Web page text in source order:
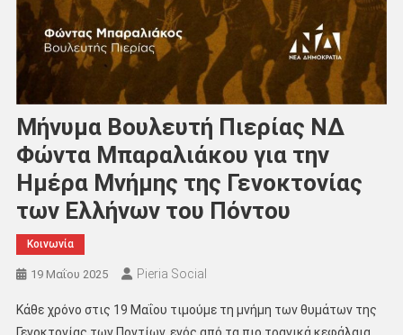
Μήνυμα Βουλευτή Πιερίας ΝΔ
Φώντα Μπαραλιάκου για την
Ημέρα Μνήμης της Γενοκτονίας
των Ελλήνων του Πόντου
Κοινωνία
19 Μαΐου 2025 Pieria Social
Κάθε χρόνο στις 19 Μαΐου τιμούμε τη μνήμη των θυμάτων της